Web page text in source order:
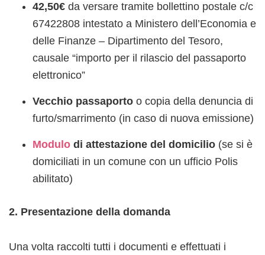
42,50€ da versare tramite bollettino postale c/c
67422808 intestato a Ministero dell’Economia e
delle Finanze – Dipartimento del Tesoro,
causale “importo per il rilascio del passaporto
elettronico”
Vecchio passaporto o copia della denuncia di
furto/smarrimento (in caso di nuova emissione)
Modulo di attestazione del domicilio (se si è
domiciliati in un comune con un ufficio Polis
abilitato)
2. Presentazione della domanda
Una volta raccolti tutti i documenti e effettuati i